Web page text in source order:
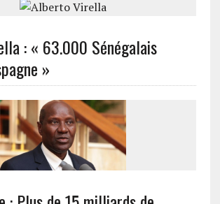
: « 63.000 Sénégalais
»